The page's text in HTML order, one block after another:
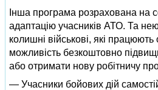
Інша програма розрахована на
адаптацію учасників АТО. Та
колишні військові, які
можливість безкоштовно
або отримати нову робітничу
— Учасники бойових дій